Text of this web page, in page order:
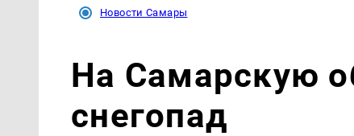
Новости Самары
На Самарскую
снегопад